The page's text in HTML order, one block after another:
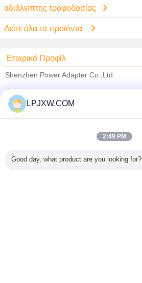
αδιάλειπτης τροφοδοσίας
Δείτε όλα τα προϊόντα
Εταιρικό Προφίλ
Shenzhen Power Adapter Co.,Ltd.
Trust Seal
Verified Suplier
Όλα τα Προϊόντα
LPJXW.COM
2:49 PM
Good day, what product are you looking for?